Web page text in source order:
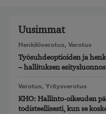
Uusimmat
Henkilöverotus, Verotus
Työsuhdeoptioiden ja
– hallituksen
Verotus, Yritysverotus
KHO: Hallinto-oikeuden
todisteellisesti, kun se